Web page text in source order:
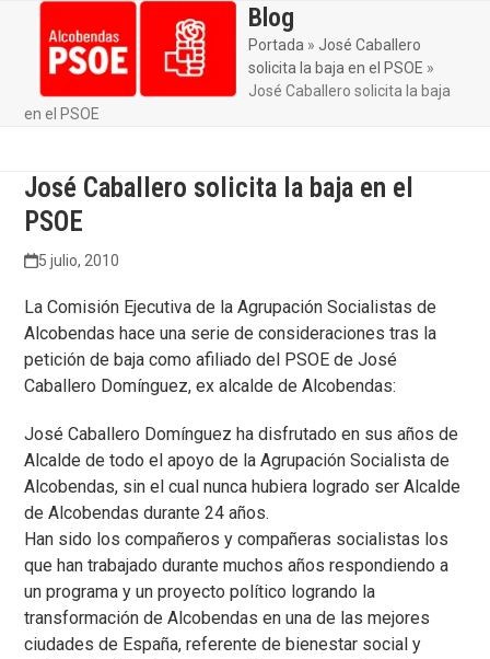
contentmobile
menu
mobile
menu
Blog
Portada » José Caballero
solicita la baja en el PSOE »
José Caballero solicita la baja
en el PSOE
José Caballero solicita la baja en el
PSOE
5 julio, 2010
La Comisión Ejecutiva de la Agrupación Socialistas de
Alcobendas hace una serie de consideraciones tras la
petición de baja como afiliado del PSOE de José
Caballero Domínguez, ex alcalde de Alcobendas:
José Caballero Domínguez ha disfrutado en sus años de
Alcalde de todo el apoyo de la Agrupación Socialista de
Alcobendas, sin el cual nunca hubiera logrado ser Alcalde
de Alcobendas durante 24 años.
Han sido los compañeros y compañeras socialistas los
que han trabajado durante muchos años respondiendo a
un programa y un proyecto político logrando la
transformación de Alcobendas en una de las mejores
ciudades de España, referente de bienestar social y